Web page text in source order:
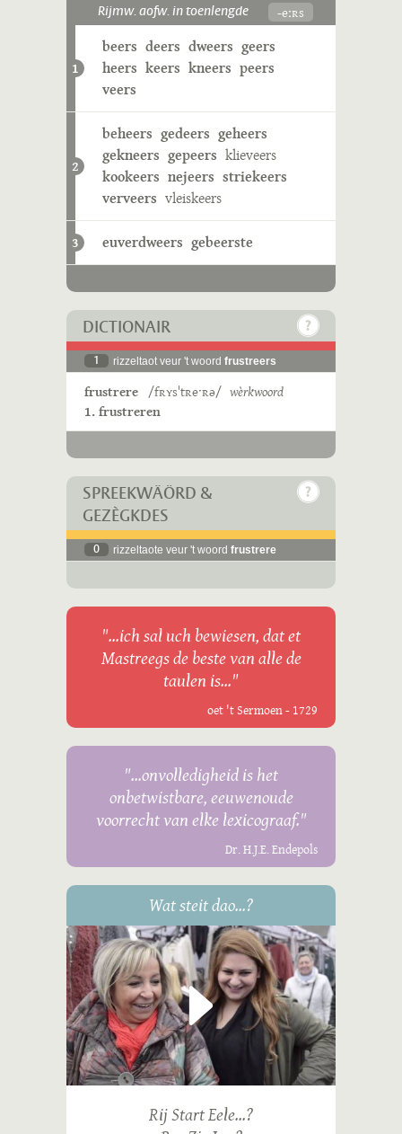
Rijmw. aofw. in toenlengde -eːʀs
1
beers deers dweers geers
heers keers kneers peers
veers
2
beheers gedeers geheers
gekneers gepeers klieveers
kookeers nejeers striekeers
verveers vleiskeers
3 euverdweers gebeerste
DICTIONAIR
1 rizzeltaot veur 't woord frustreers
frustrere /fʀʏsˈtʀeˑʀə/ wèrkwoord
1. frustreren
SPREEKWÄÖRD &
GEZÈGKDES
0 rizzeltaote veur 't woord frustrere
"...ich sal uch bewiesen, dat et
Mastreegs de beste van alle de
taulen is..."
oet 't Sermoen - 1729
"...onvolledigheid is het
onbetwistbare, eeuwenoude
voorrecht van elke lexicograaf."
Dr. H.J.E. Endepols
Wat steit dao...?
Rij Start Eele...?